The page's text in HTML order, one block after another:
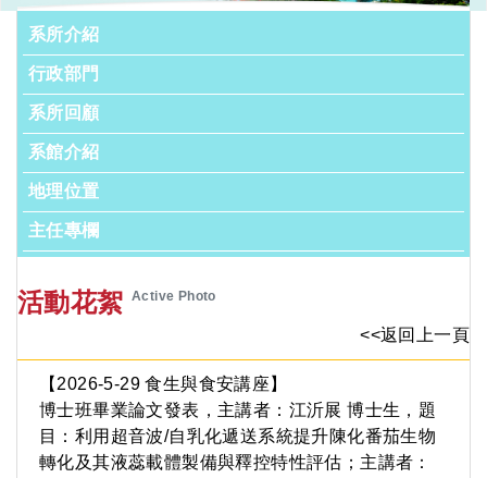
系所介紹
行政部門
系所回顧
系館介紹
地理位置
主任專欄
活動花絮 Active Photo
<<返回上一頁
【2026-5-29 食生與食安講座】
博士班畢業論文發表，主講者：江沂展 博士生，題
目：利用超音波/自乳化遞送系統提升陳化番茄生物
轉化及其液蕊載體製備與釋控特性評估；主講者：